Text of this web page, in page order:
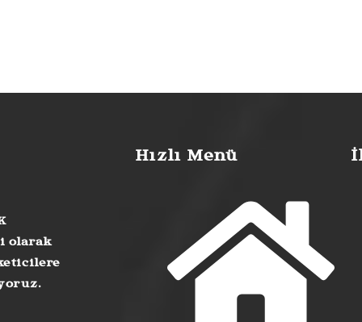
olarak
Hızlı Menü